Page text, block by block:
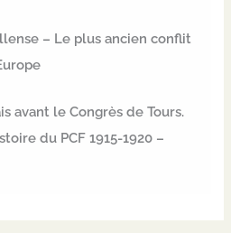
– Le plus ancien conflit
avant le Congrès de Tours.
du PCF 1915-1920 –